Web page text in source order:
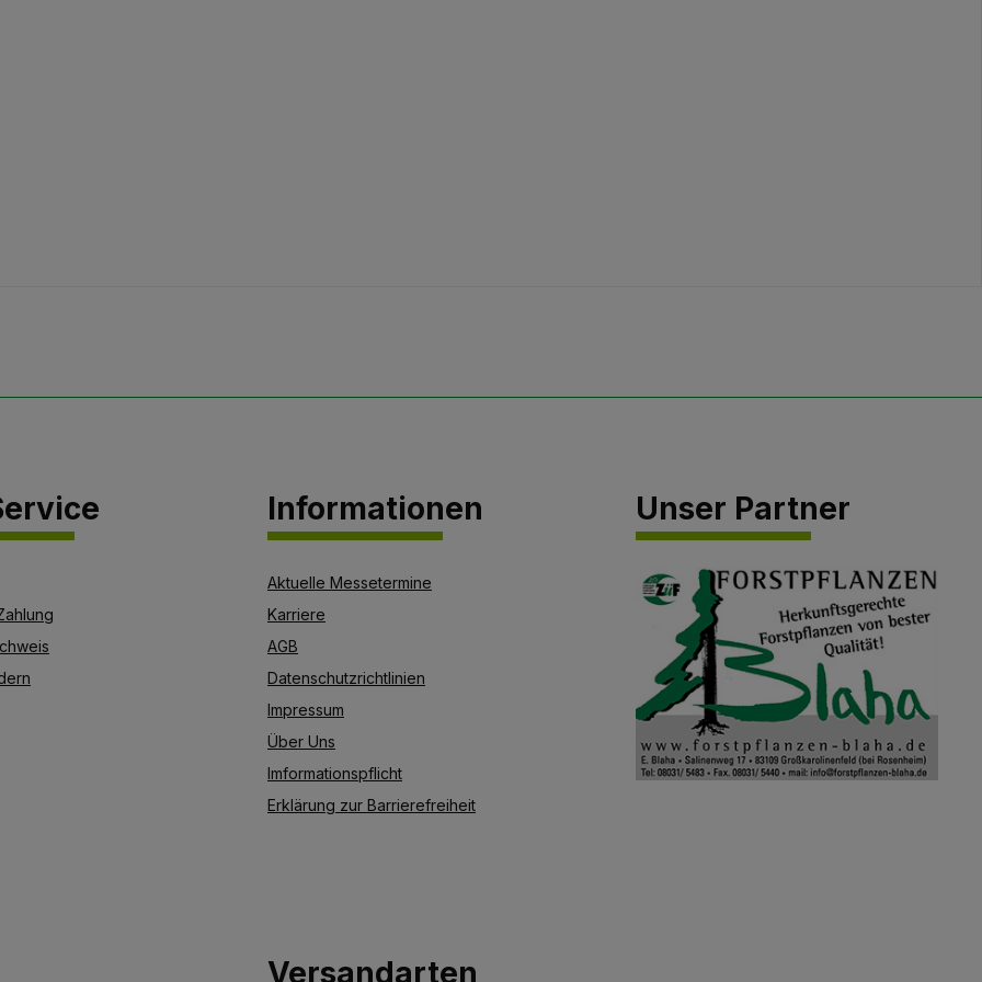
Informationen
Aktuelle Messetermine
Karriere
AGB
Datenschutzrichtlinien
Impressum
Über Uns
Imformationspflicht
Erklärung zur Barrierefreiheit
Unser Partner
Versandarten